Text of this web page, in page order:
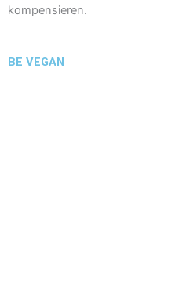
kompensieren.
BE VEGAN